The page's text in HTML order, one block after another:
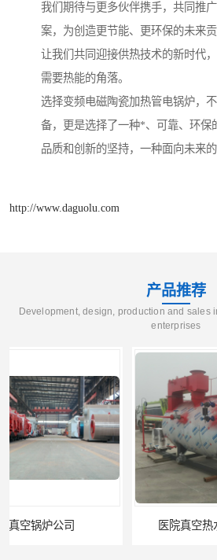
我们期待与更多伙伴携手，共同推
案，为创造更节能、更环保的未来贡
让我们共同迎接供热技术的新时代
需要热能的角落。
选择变频电磁陶瓷加热管电锅炉，
备，更是选择了一种*、可靠、环保
品质和创新的坚持，一种面向未来的
http://www.daguolu.com
产品推荐
Development, design, production and sales
enterprises
医院真空热水锅炉厂家